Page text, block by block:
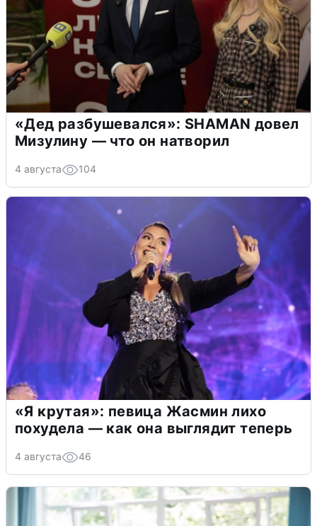
«Дед разбушевался»: SHAMAN довел
Мизулину — что он натворил
4 августа 104
«Я крутая»: певица Жасмин лихо
похудела — как она выглядит теперь
4 августа 46